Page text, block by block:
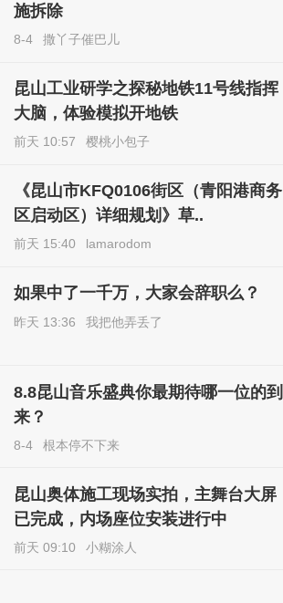
施拆除
8-4 撒丫子催巴儿
昆山工业研学之探秘地铁11号线指挥
大脑，体验模拟开地铁
前天 10:57 樱桃小包子
《昆山市KFQ0106街区（青阳港商务
区启动区）详细规划》草..
前天 15:40 lamarodom
如果中了一千万，大家会辞职么？
昨天 13:36 我把他弄丢了
8.8昆山音乐盛典你最期待哪一位的到
来？
8-4 根本停不下来
昆山奥体施工现场实拍，主舞台大屏
已完成，内场座位安装进行中
前天 09:10 小糊涂人